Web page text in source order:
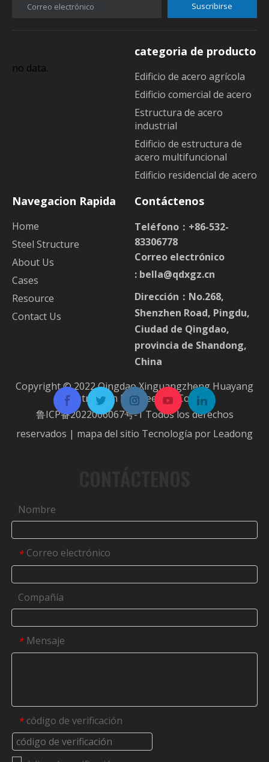
Correo electrónico Suscribirse
no data.
categoria de producto
Edificio de acero agrícola
Edificio comercial de acero
Estructura de acero
industrial
Edificio de estructura de
acero multifuncional
Edificio residencial de acero
Navegacion Rapida
Home
Steel Structure
About Us
Cases
Resource
Contact Us
Contáctenos
Teléfono：+86-532-
83306778
Correo electrónico
: bella@qdxgz.cn
Dirección：No.268,
Shenzhen Road, Pingdu,
Ciudad de Qingdao,
provincia de Shandong,
China
Copyright © 2022 Qingdao Xinguangzheng Huayang
Construction Engineering Co.,Ltd.
鲁ICP备2022006067号-1Todos los derechos
reservados | mapa del sitio Tecnología por Leadong
Nombre
* Correo electrónico
Compañía
* Mensaje
* código de verificación